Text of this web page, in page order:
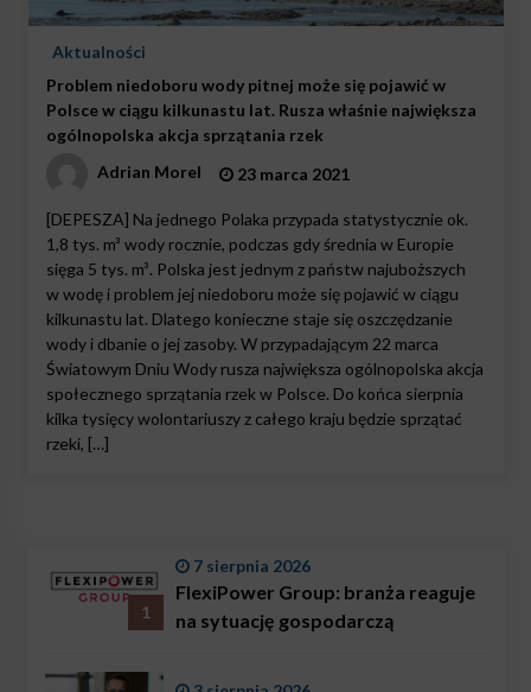
Aktualności
Problem niedoboru wody pitnej może się pojawić w
Polsce w ciągu kilkunastu lat. Rusza właśnie największa
ogólnopolska akcja sprzątania rzek
Adrian Morel
23 marca 2021
[DEPESZA] Na jednego Polaka przypada statystycznie ok.
1,8 tys. m³ wody rocznie, podczas gdy średnia w Europie
sięga 5 tys. m³. Polska jest jednym z państw najuboższych
w wodę i problem jej niedoboru może się pojawić w ciągu
kilkunastu lat. Dlatego konieczne staje się oszczędzanie
wody i dbanie o jej zasoby. W przypadającym 22 marca
Światowym Dniu Wody rusza największa ogólnopolska akcja
społecznego sprzątania rzek w Polsce. Do końca sierpnia
kilka tysięcy wolontariuszy z całego kraju będzie sprzątać
rzeki, […]
1
7 sierpnia 2026
FlexiPower Group: branża reaguje
na sytuację gospodarczą